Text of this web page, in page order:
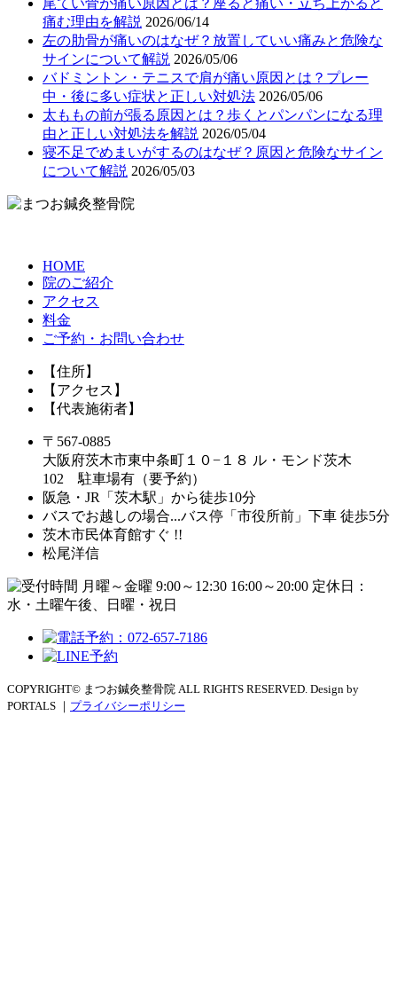
痛む理由を解説 2026/06/14
左の肋骨が痛いのはなぜ？放置していい痛みと危険な
サインについて解説 2026/05/06
バドミントン・テニスで肩が痛い原因とは？プレー
中・後に多い症状と正しい対処法 2026/05/06
太ももの前が張る原因とは？歩くとパンパンになる理
由と正しい対処法を解説 2026/05/04
寝不足でめまいがするのはなぜ？原因と危険なサイン
について解説 2026/05/03
HOME
院のご紹介
アクセス
料金
ご予約・お問い合わせ
【住所】
【アクセス】
【代表施術者】
〒567-0885
大阪府茨木市東中条町１０−１８ ル・モンド茨木
102 駐車場有（要予約）
阪急・JR「茨木駅」から徒歩10分
バスでお越しの場合...バス停「市役所前」下車 徒歩5分
茨木市民体育館すぐ !!
松尾洋信
COPYRIGHT© まつお鍼灸整骨院 ALL RIGHTS RESERVED. Design by
PORTALS ｜ プライバシーポリシー